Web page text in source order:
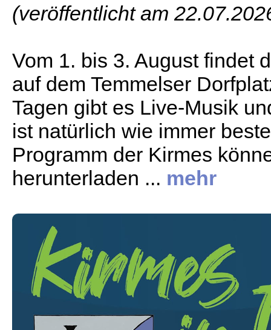
(veröffentlicht am
Vom 1. bis 3. August findet
auf dem Temmelser
Tagen gibt es Live-Musik
ist natürlich wie immer
Programm der Kirmes
herunterladen ... mehr